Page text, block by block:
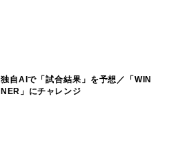
独自AIで「試合結果」を予想／「WIN
NER」にチャレンジ